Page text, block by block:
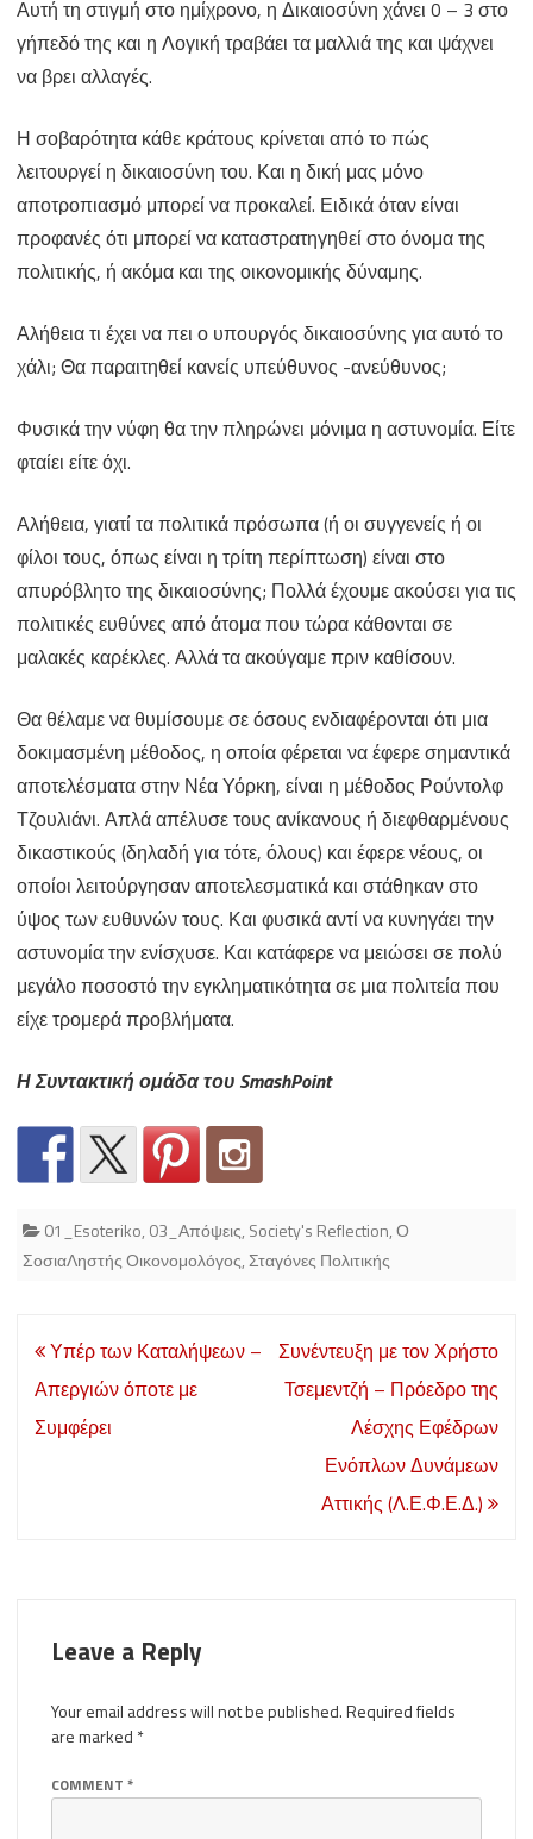
Αυτή τη στιγμή στο ημίχρονο, η Δικαιοσύνη χάνει 0 – 3 στο
γήπεδό της και η Λογική τραβάει τα μαλλιά της και ψάχνει
να βρει αλλαγές.
Η σοβαρότητα κάθε κράτους κρίνεται από το πώς
λειτουργεί η δικαιοσύνη του. Και η δική μας μόνο
αποτροπιασμό μπορεί να προκαλεί. Ειδικά όταν είναι
προφανές ότι μπορεί να καταστρατηγηθεί στο όνομα της
πολιτικής, ή ακόμα και της οικονομικής δύναμης.
Αλήθεια τι έχει να πει ο υπουργός δικαιοσύνης για αυτό το
χάλι; Θα παραιτηθεί κανείς υπεύθυνος -ανεύθυνος;
Φυσικά την νύφη θα την πληρώνει μόνιμα η αστυνομία. Είτε
φταίει είτε όχι.
Αλήθεια, γιατί τα πολιτικά πρόσωπα (ή οι συγγενείς ή οι
φίλοι τους, όπως είναι η τρίτη περίπτωση) είναι στο
απυρόβλητο της δικαιοσύνης; Πολλά έχουμε ακούσει για τις
πολιτικές ευθύνες από άτομα που τώρα κάθονται σε
μαλακές καρέκλες. Αλλά τα ακούγαμε πριν καθίσουν.
Θα θέλαμε να θυμίσουμε σε όσους ενδιαφέρονται ότι μια
δοκιμασμένη μέθοδος, η οποία φέρεται να έφερε σημαντικά
αποτελέσματα στην Νέα Υόρκη, είναι η μέθοδος Ρούντολφ
Τζουλιάνι. Απλά απέλυσε τους ανίκανους ή διεφθαρμένους
δικαστικούς (δηλαδή για τότε, όλους) και έφερε νέους, οι
οποίοι λειτούργησαν αποτελεσματικά και στάθηκαν στο
ύψος των ευθυνών τους. Και φυσικά αντί να κυνηγάει την
αστυνομία την ενίσχυσε. Και κατάφερε να μειώσει σε πολύ
μεγάλο ποσοστό την εγκληματικότητα σε μια πολιτεία που
είχε τρομερά προβλήματα.
Η Συντακτική ομάδα του SmashPoint
01_Esoteriko, 03_Απόψεις, Society's Reflection,Ο
ΣοσιαΛηστής Οικονομολόγος,Σταγόνες Πολιτικής
Post
navigation
Υπέρ των Καταλήψεων –
Απεργιών όποτε με
Συμφέρει
Συνέντευξη με τον Χρήστο
Τσεμεντζή – Πρόεδρο της
Λέσχης Εφέδρων
Ενόπλων Δυνάμεων
Αττικής (Λ.Ε.Φ.Ε.Δ.)
Leave a Reply
Your email address will not be published.Required fields
are marked *
COMMENT *